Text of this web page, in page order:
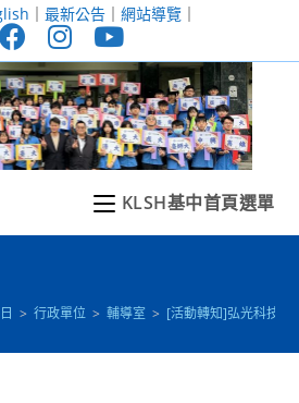
｜ 最新公告｜ 網站導覽｜
KLSH基中首頁選單
> 行政單位 > 輔導室 > [活動轉知]弘光科技大